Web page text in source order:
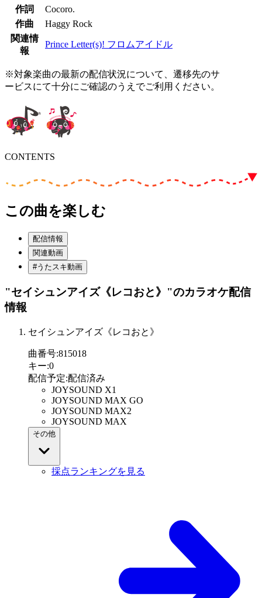
作詞
Cocoro.
作曲
Haggy Rock
関連情
報
Prince Letter(s)! フロムアイドル
※対象楽曲の最新の配信状況について、遷移先のサ
ービスにて十分にご確認のうえでご利用ください。
CONTENTS
この曲を楽しむ
配信情報
関連動画
#うたスキ動画
"セイシュンアイズ《レコおと》"のカラオケ配信
情報
セイシュンアイズ《レコおと》
曲番号:815018
キー:0
配信予定:配信済み
JOYSOUND X1
JOYSOUND MAX GO
JOYSOUND MAX2
JOYSOUND MAX
その他
採点ランキングを見る